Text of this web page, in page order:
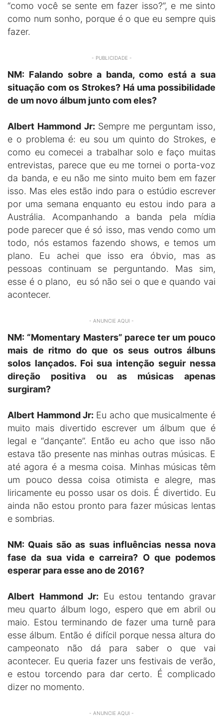
“como você se sente em fazer isso?”, e me sinto
como num sonho, porque é o que eu sempre quis
fazer.
- PUBLICIDADE -
NM: Falando sobre a banda, como está a sua
situação com os Strokes? Há uma possibilidade
de um novo álbum junto com eles?
Albert Hammond Jr: Sempre me perguntam isso,
e o problema é: eu sou um quinto do Strokes, e
como eu comecei a trabalhar solo e faço muitas
entrevistas, parece que eu me tornei o porta-voz
da banda, e eu não me sinto muito bem em fazer
isso. Mas eles estão indo para o estúdio escrever
por uma semana enquanto eu estou indo para a
Austrália. Acompanhando a banda pela mídia
pode parecer que é só isso, mas vendo como um
todo, nós estamos fazendo shows, e temos um
plano. Eu achei que isso era óbvio, mas as
pessoas continuam se perguntando. Mas sim,
esse é o plano, eu só não sei o que e quando vai
acontecer.
- ANUNCIE AQUI -
NM: “Momentary Masters” parece ter um pouco
mais de ritmo do que os seus outros álbuns
solos lançados. Foi sua intenção seguir nessa
direção positiva ou as músicas apenas
surgiram?
Albert Hammond Jr: Eu acho que musicalmente é
muito mais divertido escrever um álbum que é
legal e “dançante”. Então eu acho que isso não
estava tão presente nas minhas outras músicas. E
até agora é a mesma coisa. Minhas músicas têm
um pouco dessa coisa otimista e alegre, mas
liricamente eu posso usar os dois. É divertido. Eu
ainda não estou pronto para fazer músicas lentas
e sombrias.
NM: Quais são as suas influências nessa nova
fase da sua vida e carreira? O que podemos
esperar para esse ano de 2016?
Albert Hammond Jr: Eu estou tentando gravar
meu quarto álbum logo, espero que em abril ou
maio. Estou terminando de fazer uma turnê para
esse álbum. Então é difícil porque nessa altura do
campeonato não dá para saber o que vai
acontecer. Eu queria fazer uns festivais de verão,
e estou torcendo para dar certo. É complicado
dizer no momento.
- ANUNCIE AQUI -